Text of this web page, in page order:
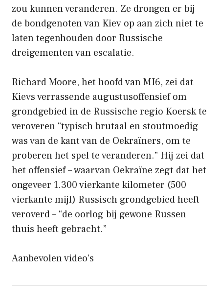
zou kunnen veranderen. Ze drongen er bij
de bondgenoten van Kiev op aan zich niet te
laten tegenhouden door Russische
dreigementen van escalatie.
Richard Moore, het hoofd van MI6, zei dat
Kievs verrassende augustusoffensief om
grondgebied in de Russische regio Koersk te
veroveren “typisch brutaal en stoutmoedig
was van de kant van de Oekraïners, om te
proberen het spel te veranderen.” Hij zei dat
het offensief – waarvan Oekraïne zegt dat het
ongeveer 1.300 vierkante kilometer (500
vierkante mijl) Russisch grondgebied heeft
veroverd – “de oorlog bij gewone Russen
thuis heeft gebracht.”
Aanbevolen video’s